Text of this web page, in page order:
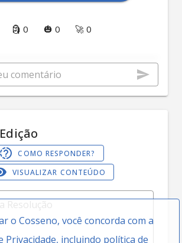
o Cosseno, você concorda com a
Privacidade, incluindo política de
🗿 0 🎃 0 🚀 0
COMO RESPONDER?
VISUALIZAR CONTEÚDO